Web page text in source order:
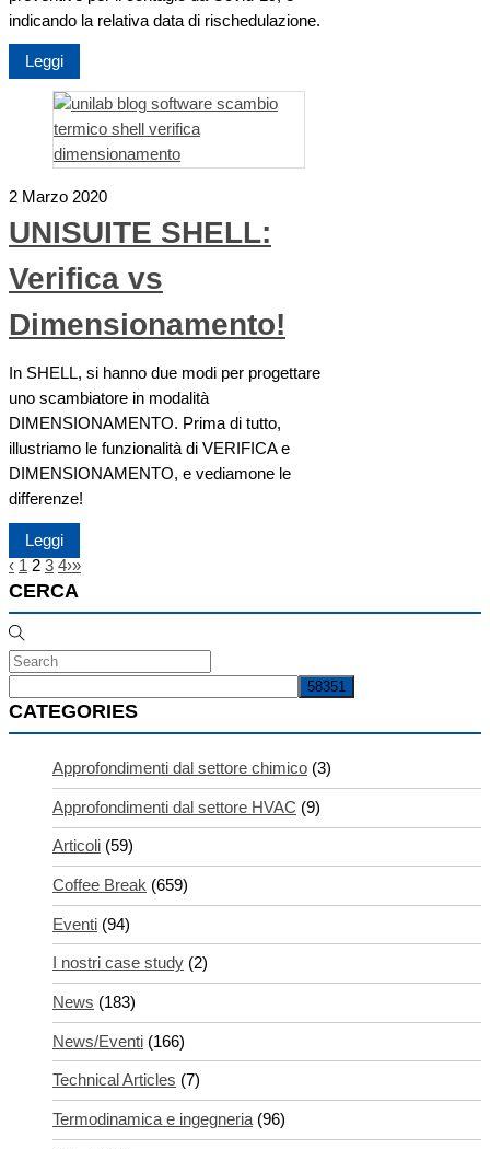
indicando la relativa data di rischedulazione.
Leggi
2 Marzo 2020
UNISUITE SHELL:
Verifica vs
Dimensionamento!
In SHELL, si hanno due modi per progettare
uno scambiatore in modalità
DIMENSIONAMENTO. Prima di tutto,
illustriamo le funzionalità di VERIFICA e
DIMENSIONAMENTO, e vediamone le
differenze!
Leggi
‹ 1 2 3 4›»
CERCA
CATEGORIES
Approfondimenti dal settore chimico (3)
Approfondimenti dal settore HVAC (9)
Articoli (59)
Coffee Break (659)
Eventi (94)
I nostri case study (2)
News (183)
News/Eventi (166)
Technical Articles (7)
Termodinamica e ingegneria (96)